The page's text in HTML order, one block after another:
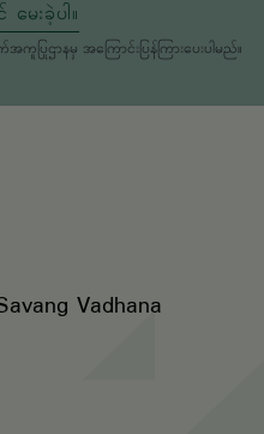
မေးခဲ့ပါ။
ပြုဌာနမှ အကြောင်းပြန်ကြားပေးပါမည်။
Vadhana